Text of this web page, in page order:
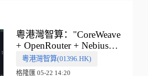
粵港灣智算："CoreWeave
+ OpenRouter + Nebius"
多向融合的中國智算新範
式
粵港灣智算(01396.HK)
格隆匯 05-22 14:20